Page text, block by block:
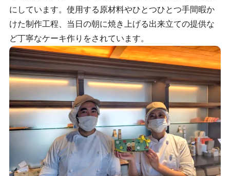
にしています。使用する原材料やひとつひとつ手間暇か
けた制作工程、当日の朝に焼き上げる出来立ての提供な
ど丁寧なケーキ作りをされています。